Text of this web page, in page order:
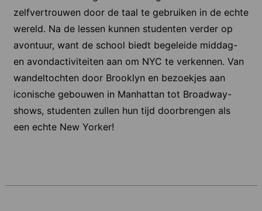
zelfvertrouwen door de taal te gebruiken in de echte
wereld. Na de lessen kunnen studenten verder op
avontuur, want de school biedt begeleide middag-
en avondactiviteiten aan om NYC te verkennen. Van
wandeltochten door Brooklyn en bezoekjes aan
iconische gebouwen in Manhattan tot Broadway-
shows, studenten zullen hun tijd doorbrengen als
een echte New Yorker!